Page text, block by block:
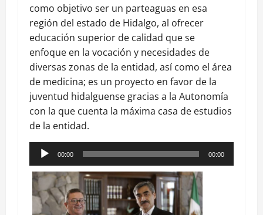
como objetivo ser un parteaguas en esa
región del estado de Hidalgo, al ofrecer
educación superior de calidad que se
enfoque en la vocación y necesidades de
diversas zonas de la entidad, así como el área
de medicina; es un proyecto en favor de la
juventud hidalguense gracias a la Autonomía
con la que cuenta la máxima casa de estudios
de la entidad.
Reproductor
de
audio
00:00 00:00